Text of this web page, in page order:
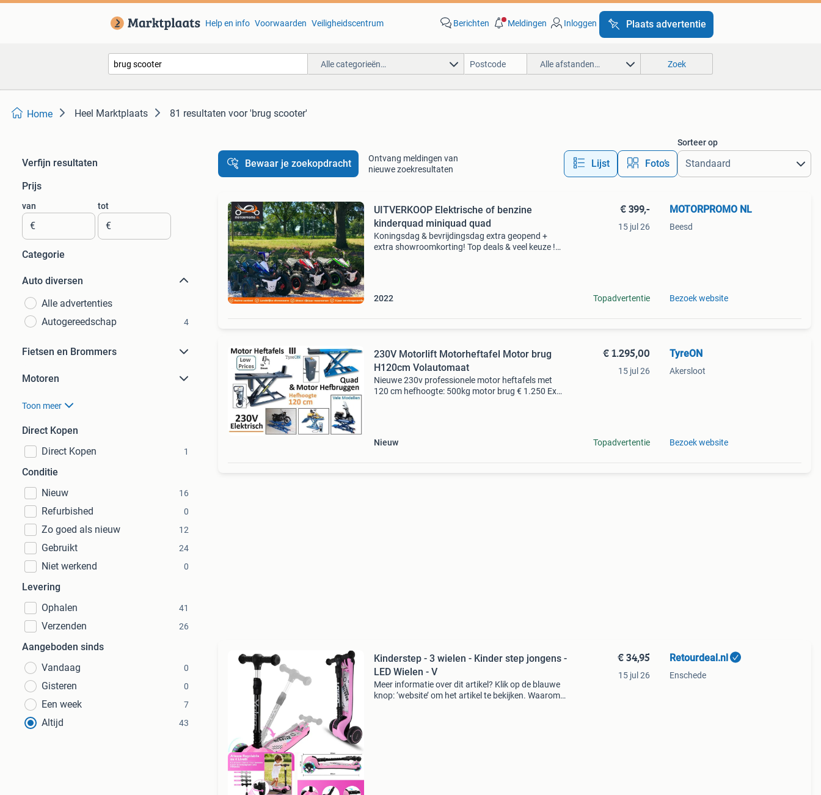
Help en info Voorwaarden Veiligheidscentrum Berichten Meldingen Inloggen Plaats advertentie
Alle categorieën… Alle afstanden… Zoek
Home Heel Marktplaats 81 resultaten voor 'brug scooter'
Verfijn resultaten
Prijs
van
€
tot
€
Categorie
Auto diversen
Alle advertenties
Autogereedschap
4
Fietsen en Brommers
Motoren
Toon meer
Direct Kopen
Direct Kopen
1
Conditie
Nieuw
16
Refurbished 0
Zo goed als nieuw 12
Gebruikt 24
Niet werkend 0
Levering
Ophalen
41
Verzenden 26
Aangeboden sinds
Vandaag
0
Gisteren 0
Een week 7
Altijd 43
Bewaar je zoekopdracht
Ontvang meldingen van
nieuwe zoekresultaten
Lijst Foto’s
Sorteer op
UITVERKOOP Elektrische of benzine
kinderquad miniquad quad
Koningsdag & bevrijdingsdag extra geopend +
extra showroomkorting! Top deals & veel keuze !
2022
€ 399,-
15 jul 26
Topadvertentie
MOTORPROMO NL
Beesd
Bezoek website
230V Motorlift Motorheftafel Motor brug
H120cm Volautomaat
Nieuwe 230v professionele motor heftafels met
120 cm hefhoogte: 500kg motor brug € 1.250 Ex
Nieuw
€ 1.295,00
15 jul 26
Topadvertentie
TyreON
Akersloot
Bezoek website
Kinderstep - 3 wielen - Kinder step jongens -
LED Wielen - V
Meer informatie over dit artikel? Klik op de blauwe
knop: ‘website’ om het artikel te bekijken. Waarom
€ 34,95
15 jul 26
Retourdeal.nl
Enschede